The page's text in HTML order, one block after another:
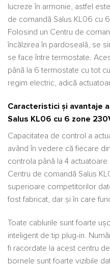
lucreze în armonie, astfel
de comandă Salus KL06 cu
Folosind un Centru de
încălzirea în pardoseală, se
se face între termostate.
până la 6 termostate cu tot
regim electric, adică
Caracteristici și avantaje
Salus KL06 cu 6 zone
Capacitatea de control a
având în vedere că fiecare
controla până la 4
Centru de comandă Salus
superioare competitorilor
fost fabricat, dar și în care
Toate cablurile sunt foarte
inteligent de tip plug-in.
fi racordate la acest centru
bornele sunt foarte vizibile